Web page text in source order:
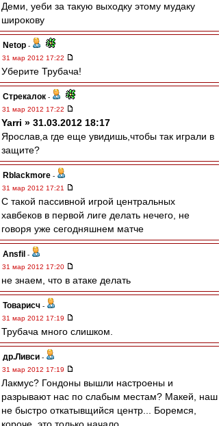
Деми, уеби за такую выходку этому мудаку
широкову
Netop -
31 мар 2012 17:22
Уберите Трубача!
Стрекалок -
31 мар 2012 17:22
Yarri » 31.03.2012 18:17
Ярослав,а где еще увидишь,чтобы так играли в
защите?
Rblackmore -
31 мар 2012 17:21
С такой пассивной игрой центральных
хавбеков в первой лиге делать нечего, не
говоря уже сегодняшнем матче
Ansfil -
31 мар 2012 17:20
не знаем, что в атаке делать
Товарисч -
31 мар 2012 17:19
Трубача много слишком.
др.Ливси -
31 мар 2012 17:19
Лакмус? Гондоны вышли настроены и
разрывают нас по слабым местам? Макей, наш
не быстро откатывщийся центр... Боремся,